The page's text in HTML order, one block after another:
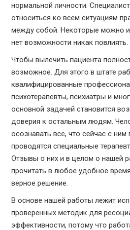
нормальной личности.
относиться ко всем ситуациям
между собой. Некоторые можно
нет возможности никак повлиять.
Чтобы вылечить пациента
возможное. Для этого в штате
квалифицированные
психотерапевты, психиатры и
основной задачей становится
доверия к остальным людям.
осознавать все, что сейчас с ним
проводятся специальные
Отзывы о них и в целом о нашей
прочитать в любое удобное
верное решение.
В основе нашей работы лежит
проверенных методик для
эффективности, потому что